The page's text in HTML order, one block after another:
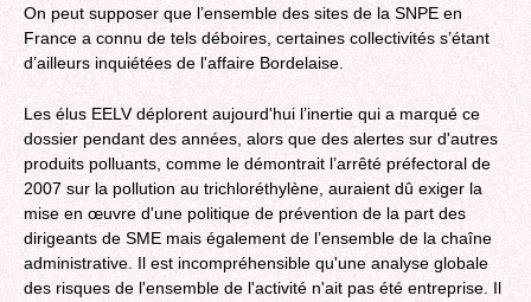
On peut supposer que l’ensemble des sites de la SNPE en
France a connu de tels déboires, certaines collectivités s’étant
d’ailleurs inquiétées de l'affaire Bordelaise.
Les élus EELV déplorent aujourd'hui l’inertie qui a marqué ce
dossier pendant des années, alors que des alertes sur d'autres
produits polluants, comme le démontrait l’arrêté préfectoral de
2007 sur la pollution au trichloréthylène, auraient dû exiger la
mise en œuvre d'une politique de prévention de la part des
dirigeants de SME mais également de l’ensemble de la chaîne
administrative. Il est incompréhensible qu'une analyse globale
des risques de l'ensemble de l'activité n'ait pas été entreprise. Il